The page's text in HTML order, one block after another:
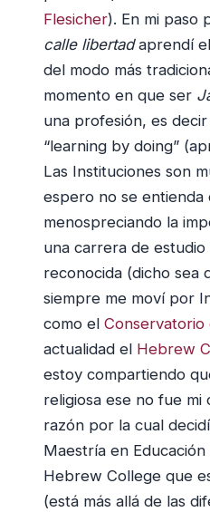
Flesicher). En mi paso
calle libertadaprendí
del modo más
momento en que ser
una profesión, es
“learning by doing”
Las Instituciones son
espero no se entienda
menospreciando la
una carrera de
reconocida (dicho sea
siempre me moví por
como el Conservatorio
actualidad el Hebrew
estoy compartiendo
religiosa ese no fue mi
razón por la cual
Maestría en
Hebrew College que
(está más allá de las